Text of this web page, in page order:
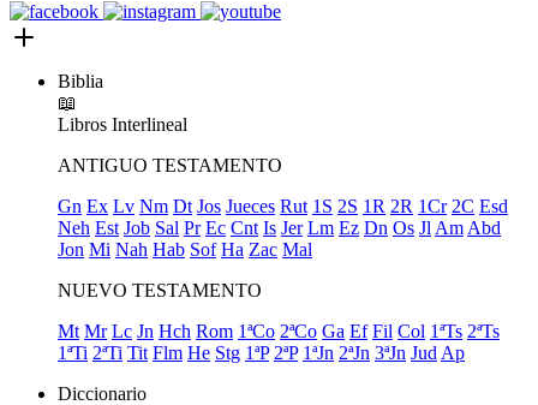
Biblia
📖
Libros Interlineal
ANTIGUO TESTAMENTO
Gn Ex Lv Nm Dt Jos Jueces Rut 1S 2S 1R 2R 1Cr 2C Esd
Neh Est Job Sal Pr Ec Cnt Is Jer Lm Ez Dn Os Jl Am Abd
Jon Mi Nah Hab Sof Ha Zac Mal
NUEVO TESTAMENTO
Mt Mr Lc Jn Hch Rom 1ªCo 2ªCo Ga Ef Fil Col 1ªTs 2ªTs
1ªTi 2ªTi Tit Flm He Stg 1ªP 2ªP 1ªJn 2ªJn 3ªJn Jud Ap
Diccionario